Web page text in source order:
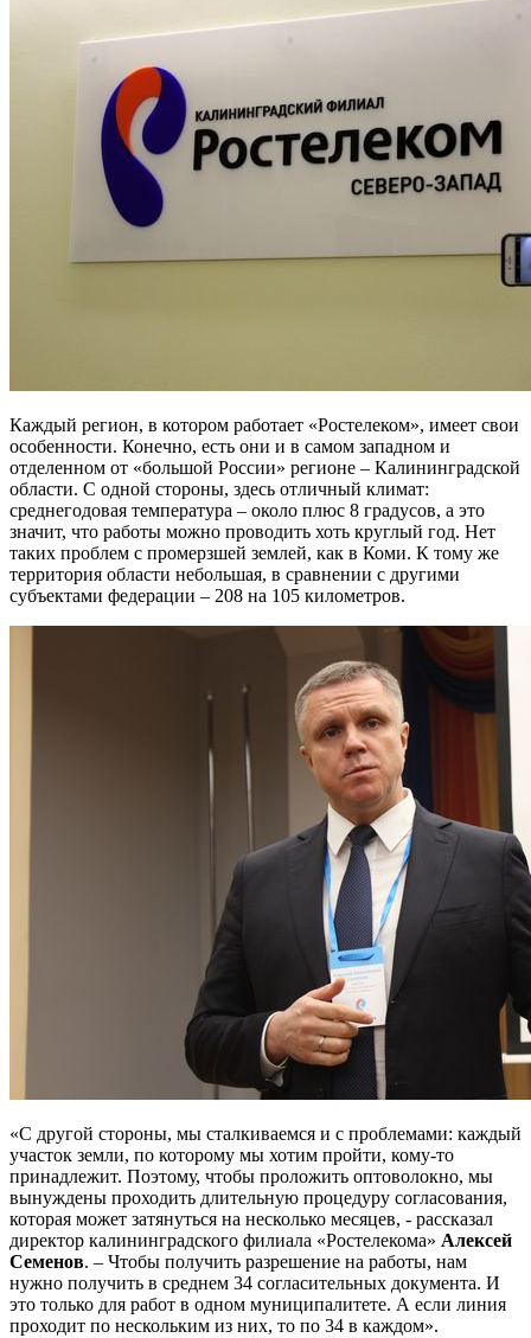
Каждый регион, в котором работает «Ростелеком», имеет свои
особенности. Конечно, есть они и в самом западном и
отделенном от «большой России» регионе – Калининградской
области. С одной стороны, здесь отличный климат:
среднегодовая температура – около плюс 8 градусов, а это
значит, что работы можно проводить хоть круглый год. Нет
таких проблем с промерзшей землей, как в Коми. К тому же
территория области небольшая, в сравнении с другими
субъектами федерации – 208 на 105 километров.
«С другой стороны, мы сталкиваемся и с проблемами: каждый
участок земли, по которому мы хотим пройти, кому-то
принадлежит. Поэтому, чтобы проложить оптоволокно, мы
вынуждены проходить длительную процедуру согласования,
которая может затянуться на несколько месяцев, - рассказал
директор калининградского филиала «Ростелекома» Алексей
Семенов. – Чтобы получить разрешение на работы, нам
нужно получить в среднем 34 согласительных документа. И
это только для работ в одном муниципалитете. А если линия
проходит по нескольким из них, то по 34 в каждом».